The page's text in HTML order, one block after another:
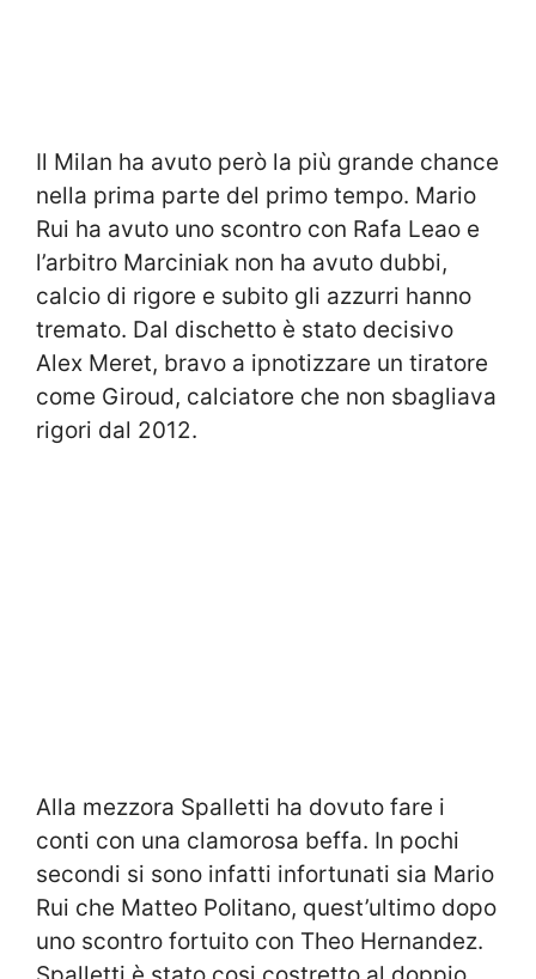
Il Milan ha avuto però la più grande chance
nella prima parte del primo tempo. Mario
Rui ha avuto uno scontro con Rafa Leao e
l’arbitro Marciniak non ha avuto dubbi,
calcio di rigore e subito gli azzurri hanno
tremato. Dal dischetto è stato decisivo
Alex Meret, bravo a ipnotizzare un tiratore
come Giroud, calciatore che non sbagliava
rigori dal 2012.
Alla mezzora Spalletti ha dovuto fare i
conti con una clamorosa beffa. In pochi
secondi si sono infatti infortunati sia Mario
Rui che Matteo Politano, quest’ultimo dopo
uno scontro fortuito con Theo Hernandez.